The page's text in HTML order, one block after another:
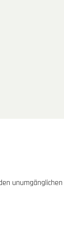
unumgänglichen